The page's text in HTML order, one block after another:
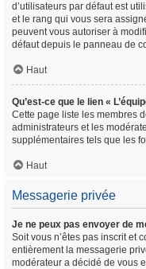
d’utilisateurs par défaut est
et le rang qui vous sera
peuvent vous autoriser à
défaut depuis le panneau de
Haut
Qu’est-ce que le lien «
Cette page liste les membres
administrateurs et les
supplémentaires tels que les
Haut
Messagerie privée
Je ne peux pas envoyer de
Soit vous n’êtes pas inscrit et
entièrement la messagerie
modérateur a décidé de vous